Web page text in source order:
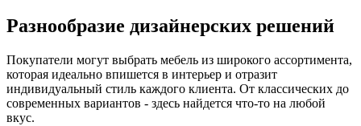
Разнообразие дизайнерских решений
Покупатели могут выбрать мебель из широкого ассортимента,
которая идеально впишется в интерьер и отразит
индивидуальный стиль каждого клиента. От классических до
современных вариантов - здесь найдется что-то на любой
вкус.